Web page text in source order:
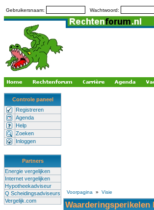
Gebruikersnaam: Wachtwoord:
Controle paneel
Registreren
Agenda
Help
Zoeken
Inloggen
Partners
Energie vergelijken
Internet vergelijken
Hypotheekadviseur
Q Scheidingsadviseurs
Vergelijk.com
Voorpagina » Visie